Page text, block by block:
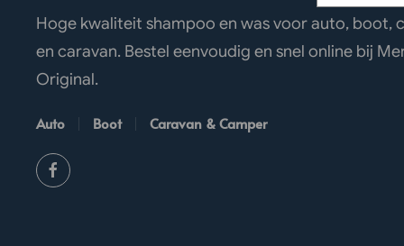
Hoge kwaliteit shampoo en was voor auto, boot,
en caravan. Bestel eenvoudig en snel online bij
Original.
Auto Boot Caravan & Camper